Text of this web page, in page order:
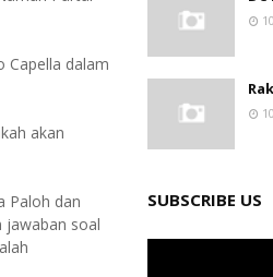
Capella dalam
akan
Paloh dan
jawaban soal
SUBSCRIBE US